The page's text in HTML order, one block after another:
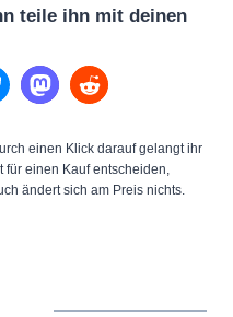
teile ihn mit deinen
einen Klick darauf gelangt ihr
für einen Kauf entscheiden,
ändert sich am Preis nichts.